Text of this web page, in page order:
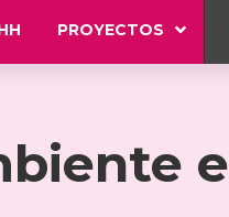
PROYECTOS